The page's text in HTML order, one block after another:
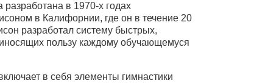
в 1970-х годах
в Калифорнии, где он в течение 20
разработал систему быстрых,
пользу каждому обучающемуся
в себя элементы гимнастики